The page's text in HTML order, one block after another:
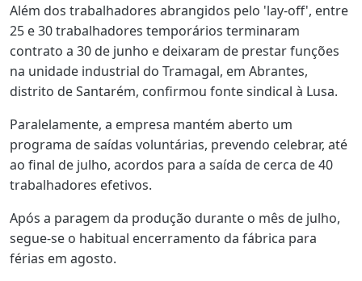
Além dos trabalhadores abrangidos pelo 'lay-off', entre
25 e 30 trabalhadores temporários terminaram
contrato a 30 de junho e deixaram de prestar funções
na unidade industrial do Tramagal, em Abrantes,
distrito de Santarém, confirmou fonte sindical à Lusa.
Paralelamente, a empresa mantém aberto um
programa de saídas voluntárias, prevendo celebrar, até
ao final de julho, acordos para a saída de cerca de 40
trabalhadores efetivos.
Após a paragem da produção durante o mês de julho,
segue-se o habitual encerramento da fábrica para
férias em agosto.